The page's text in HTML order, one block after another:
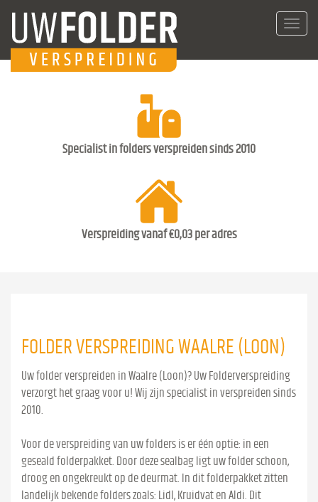
Specialist in folders verspreiden sinds 2010
Verspreiding vanaf €0,03 per adres
FOLDER VERSPREIDING WAALRE (LOON)
Uw folder verspreiden in Waalre (Loon)? Uw Folderverspreiding
verzorgt het graag voor u! Wij zijn specialist in verspreiden sinds
2010.
Voor de verspreiding van uw folders is er één optie: in een
geseald folderpakket. Door deze sealbag ligt uw folder schoon,
droog en ongekreukt op de deurmat. In dit folderpakket zitten
landelijk bekende folders zoals: Lidl, Kruidvat en Aldi. Dit